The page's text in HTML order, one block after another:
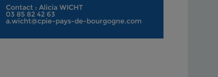
Contact : Alicia WICHT
03 85 82 42 63
a.wicht@cpie-pays-de-bourgogne.com